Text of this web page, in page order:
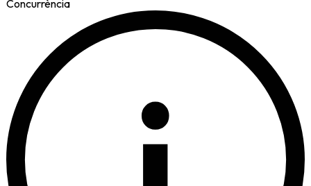
Concurrència